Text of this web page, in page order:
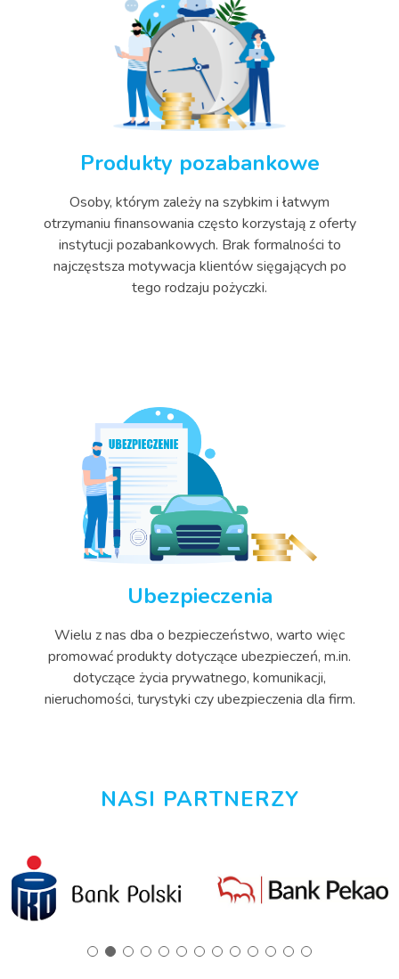
Produkty pozabankowe
Osoby, którym zależy na szybkim i łatwym
otrzymaniu finansowania często korzystają z oferty
instytucji pozabankowych. Brak formalności to
najczęstsza motywacja klientów sięgających po
tego rodzaju pożyczki.
Ubezpieczenia
Wielu z nas dba o bezpieczeństwo, warto więc
promować produkty dotyczące ubezpieczeń, m.in.
dotyczące życia prywatnego, komunikacji,
nieruchomości, turystyki czy ubezpieczenia dla firm.
NASI PARTNERZY